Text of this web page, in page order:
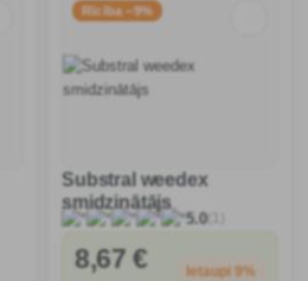
tritikāl�
Rīcība −9%
Substral weedex
smidzinātājs
5.0(1)
8,67 € Ietaupi 9%